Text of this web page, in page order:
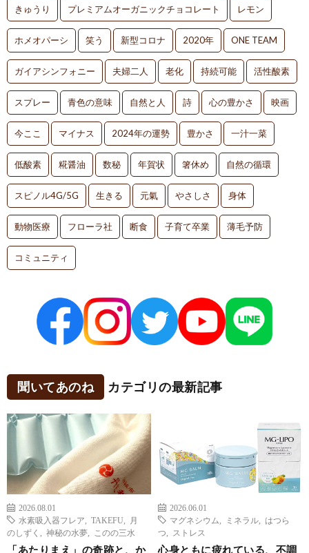
きゅうり プレミアムオーガニックチョコレート レモン
ホメオパーシ 笑う 新型コロナ 2020年 ONE TEAM
ガイアシンフォニー 夫婦二人 老化 持続可能 活性酸素
スプレー 青色の意味 自然と人 詩 心の豊かさ 映画
今ここ マイナス 2024年の運勢 豊かさ 一汁一菜
低酸素 糀醤油 数秘 年賀状 箸休め 自然の循環
スピノル4G/5G 生きる 元氣 やさしさ 身体
動物医療 フローラ社 断食 子育て卒業 薄毛予防
コミュニティ
聞いてあのね カテゴリの最新記事
2026.08.01
水素吸入器フレア
TAKEFU
月
のしずく
神秘の水夢 このの三水
「あたりまえ」の奇跡と、か
2026.06.01
マグネシウム
ミネラル
はつら
つ
ストレス
心身ともに疲れている、不調